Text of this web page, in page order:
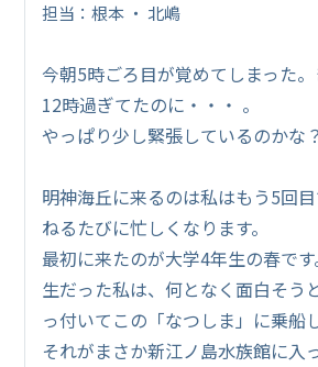
担当：根本 ・ 北嶋
今朝5時ごろ目が覚めてしまった
12時過ぎてたのに・・・ 。
やっぱり少し緊張しているのかな
明神海丘に来るのは私はもう5回
ねるたびに忙しくなります。
最初に来たのが大学4年生の春で
生だった私は、何となく面白そう
っ付いてこの「なつしま」に乗船
それがまさか新江ノ島水族館に入